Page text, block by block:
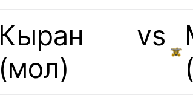
Кыран
(мол)
vs